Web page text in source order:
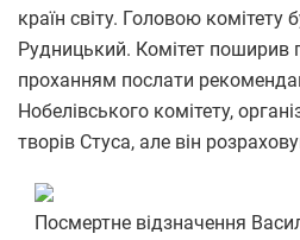
країн світу. Головою комітету
Рудницький. Комітет поширив
проханням послати
Нобелівського комітету,
творів Стуса, але він
Посмертне відзначення